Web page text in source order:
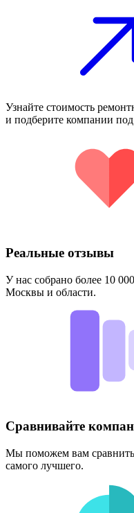
Узнайте стоимость
и подберите компании
Реальные отзывы
У нас собрано более 10
Москвы и области.
Сравнивайте
Мы поможем вам сравнить
самого лучшего.